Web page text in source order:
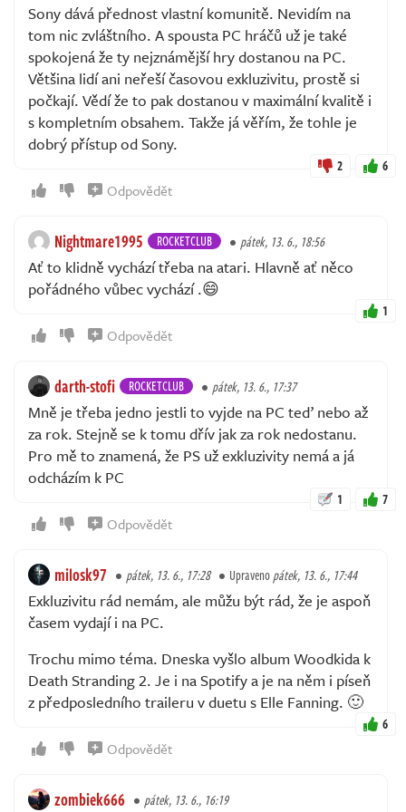
Sony dává přednost vlastní komunitě. Nevidím na
tom nic zvláštního. A spousta PC hráčů už je také
spokojená že ty nejznámější hry dostanou na PC.
Většina lidí ani neřeší časovou exkluzivitu, prostě si
počkají. Vědí že to pak dostanou v maximální kvalitě i
s kompletním obsahem. Takže já věřím, že tohle je
dobrý přístup od Sony.
2 6
Odpovědět
Nightmare1995 ROCKETCLUB pátek, 13. 6., 18:56
Ať to klidně vychází třeba na atari. Hlavně ať něco
pořádného vůbec vychází .😄
1
Odpovědět
darth-stofi ROCKETCLUB pátek, 13. 6., 17:37
Mně je třeba jedno jestli to vyjde na PC teď nebo až
za rok. Stejně se k tomu dřív jak za rok nedostanu.
Pro mě to znamená, že PS už exkluzivity nemá a já
odcházím k PC
1 7
Odpovědět
milosk97 pátek, 13. 6., 17:28 Upravenopátek, 13. 6., 17:44
Exkluzivitu rád nemám, ale můžu být rád, že je aspoň
časem vydají i na PC.
Trochu mimo téma. Dneska vyšlo album Woodkida k
Death Stranding 2. Je i na Spotify a je na něm i píseň
z předposledního traileru v duetu s Elle Fanning. 🙂
6
Odpovědět
zombiek666 pátek, 13. 6., 16:19